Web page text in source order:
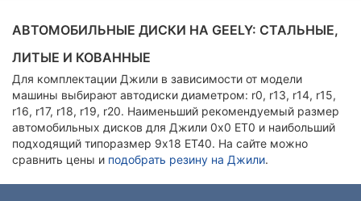
АВТОМОБИЛЬНЫЕ ДИСКИ НА GEELY: СТАЛЬНЫЕ,
ЛИТЫЕ И КОВАННЫЕ
Для комплектации Джили в зависимости от модели
машины выбирают автодиски диаметром: r0, r13, r14, r15,
r16, r17, r18, r19, r20. Наименьший рекомендуемый размер
автомобильных дисков для Джили 0x0 ET0 и наибольший
подходящий типоразмер 9х18 ЕТ40. На сайте можно
сравнить цены и подобрать резину на Джили.